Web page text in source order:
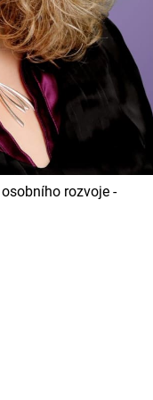
rozvoje -